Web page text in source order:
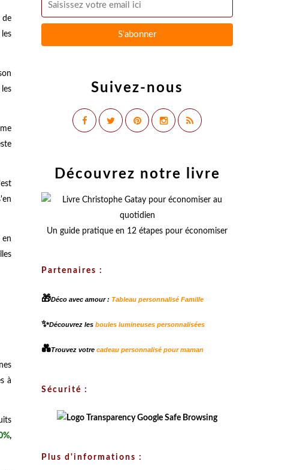
de
en
à
,
Suivez-nous
Découvrez notre livre
Un guide pratique en 12 étapes pour économiser
Partenaires :
🎁Déco avec amour : Tableau personnalisé Famille
✨Découvrez les boules lumineuses personnalisées
💑Trouvez votre cadeau personnalisé pour maman
Sécurité :
Plus d'informations :